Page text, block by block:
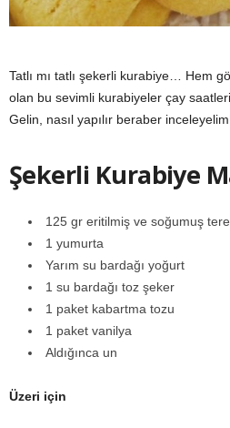
Tatlı mı tatlı şekerli kurabiye… Hem
olan bu sevimli kurabiyeler çay
Gelin, nasıl yapılır beraber
Şekerli Kurabiye
125 gr eritilmiş ve soğumuş
1 yumurta
Yarım su bardağı yoğurt
1 su bardağı toz şeker
1 paket kabartma tozu
1 paket vanilya
Aldığınca un
Üzeri için